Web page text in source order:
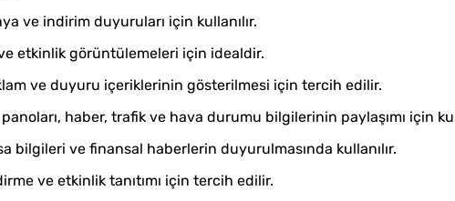
ve indirim duyuruları için kullanılır.
etkinlik görüntülemeleri için idealdir.
ve duyuru içeriklerinin gösterilmesi için tercih edilir.
haber, trafik ve hava durumu bilgilerinin paylaşımı için
bilgileri ve finansal haberlerin duyurulmasında kullanılır.
ve etkinlik tanıtımı için tercih edilir.